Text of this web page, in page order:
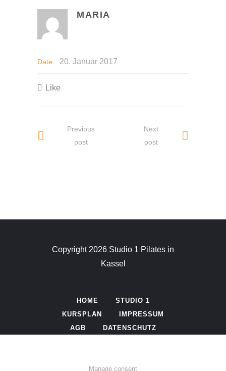
MARIA
Date 20. Januar 2017
Like
Previous
post
Next
post
Copyright 2026 Studio 1 Pilates in
Kassel
HOME
STUDIO 1
KURSPLAN
IMPRESSUM
AGB
DATENSCHUTZ
Manage consent